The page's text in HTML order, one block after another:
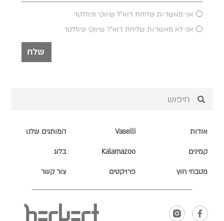
אני מאשר/ת שליחת דוא"ל שיווקי וניוזלטר
אני לא מאשר/ת שליחת דוא"ל שיווקי וניוזלטר
שלח
אודות
קמינים
מטבחי חוץ
Vaselli
Kalamazoo
פרויקטים
המותגים שלנו
בלוג
צור קשר